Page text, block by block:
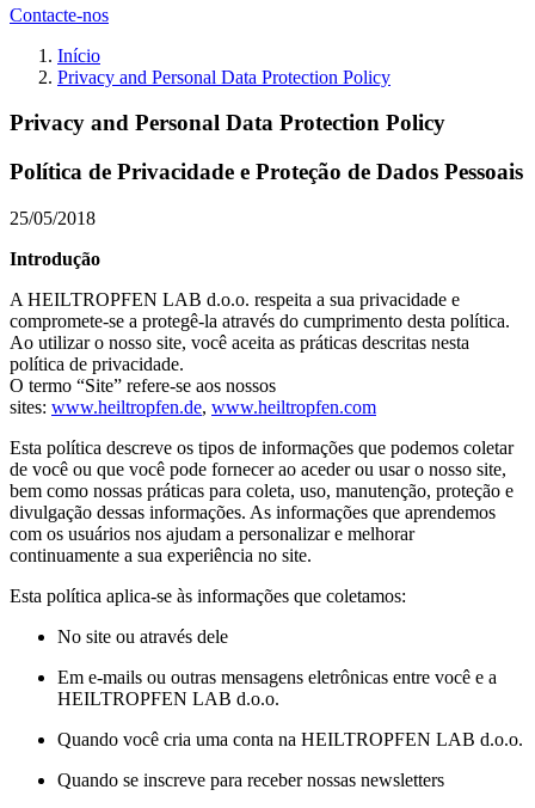
Contacte-nos
Início
Privacy and Personal Data Protection Policy
Privacy and Personal Data Protection Policy
Política de Privacidade e Proteção de Dados Pessoais
25/05/2018
Introdução
A HEILTROPFEN LAB d.o.o. respeita a sua privacidade e
compromete-se a protegê-la através do cumprimento desta política.
Ao utilizar o nosso site, você aceita as práticas descritas nesta
política de privacidade.
O termo “Site” refere-se aos nossos
sites: www.heiltropfen.de, www.heiltropfen.com
Esta política descreve os tipos de informações que podemos coletar
de você ou que você pode fornecer ao aceder ou usar o nosso site,
bem como nossas práticas para coleta, uso, manutenção, proteção e
divulgação dessas informações. As informações que aprendemos
com os usuários nos ajudam a personalizar e melhorar
continuamente a sua experiência no site.
Esta política aplica-se às informações que coletamos:
No site ou através dele
Em e-mails ou outras mensagens eletrônicas entre você e a
HEILTROPFEN LAB d.o.o.
Quando você cria uma conta na HEILTROPFEN LAB d.o.o.
Quando se inscreve para receber nossas newsletters